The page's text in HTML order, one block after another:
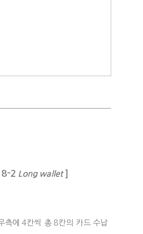
[ 8-2 Long wallet]
측에 4칸씩 총 8칸의 카드 수납